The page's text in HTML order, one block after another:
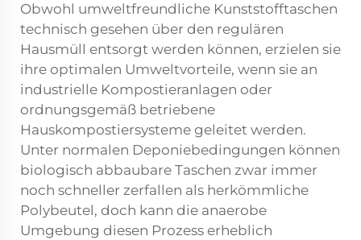
Obwohl umweltfreundliche Kunststofftaschen
technisch gesehen über den regulären
Hausmüll entsorgt werden können, erzielen sie
ihre optimalen Umweltvorteile, wenn sie an
industrielle Kompostieranlagen oder
ordnungsgemäß betriebene
Hauskompostiersysteme geleitet werden.
Unter normalen Deponiebedingungen können
biologisch abbaubare Taschen zwar immer
noch schneller zerfallen als herkömmliche
Polybeutel, doch kann die anaerobe
Umgebung diesen Prozess erheblich